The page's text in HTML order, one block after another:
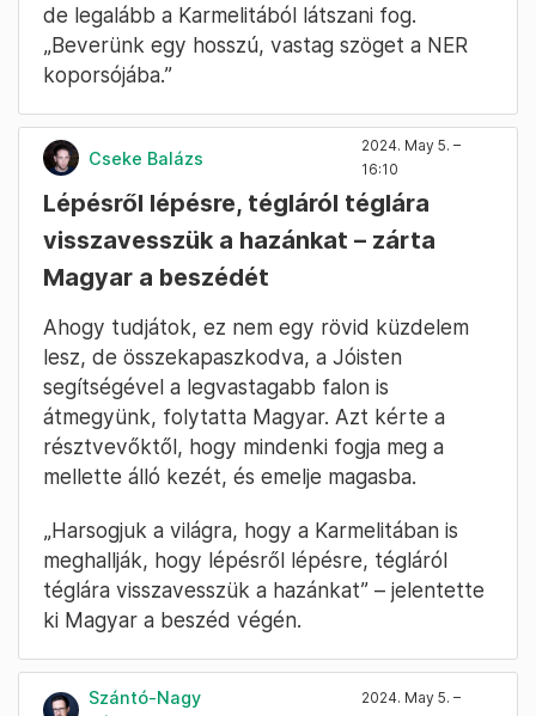
de legalább a Karmelitából látszani fog.
„Beverünk egy hosszú, vastag szöget a NER
koporsójába.”
Cseke Balázs
2024. May 5. –
16:10
Lépésről lépésre, tégláról téglára
visszavesszük a hazánkat – zárta
Magyar a beszédét
Ahogy tudjátok, ez nem egy rövid küzdelem
lesz, de összekapaszkodva, a Jóisten
segítségével a legvastagabb falon is
átmegyünk, folytatta Magyar. Azt kérte a
résztvevőktől, hogy mindenki fogja meg a
mellette álló kezét, és emelje magasba.
„Harsogjuk a világra, hogy a Karmelitában is
meghallják, hogy lépésről lépésre, tégláról
téglára visszavesszük a hazánkat” – jelentette
ki Magyar a beszéd végén.
Szántó-Nagy
2024. May 5. –